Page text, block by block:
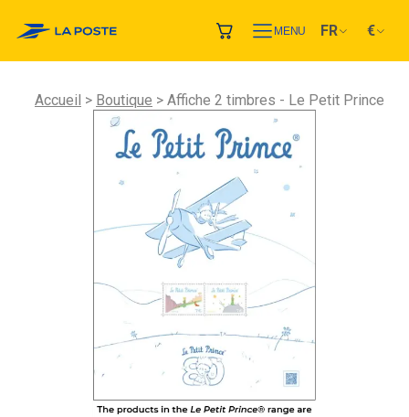
MENU FR €
Accueil Boutique Affiche 2 timbres - Le Petit Prince